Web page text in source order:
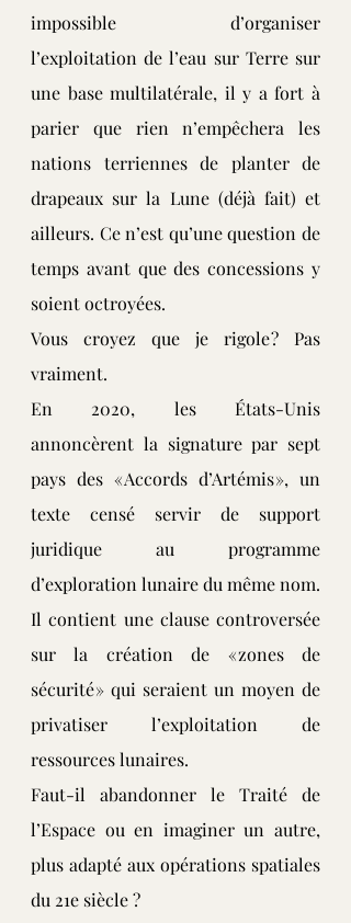
impossible d’organiser
l’exploitation de l’eau sur Terre sur
une base multilatérale, il y a fort à
parier que rien n’empêchera les
nations terriennes de planter de
drapeaux sur la Lune (déjà fait) et
ailleurs. Ce n’est qu’une question de
temps avant que des concessions y
soient octroyées.
Vous croyez que je rigole ? Pas
vraiment.
En 2020, les États-Unis
annoncèrent la signature par sept
pays des « Accords d’Artémis », un
texte censé servir de support
juridique au programme
d’exploration lunaire du même nom.
Il contient une clause controversée
sur la création de « zones de
sécurité » qui seraient un moyen de
privatiser l’exploitation de
ressources lunaires.
Faut-il abandonner le Traité de
l’Espace ou en imaginer un autre,
plus adapté aux opérations spatiales
du 21e siècle ?